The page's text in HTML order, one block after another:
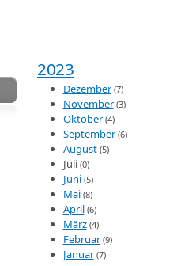
2023
Dezember (7)
November (3)
Oktober (4)
September (6)
August (5)
Juli (0)
Juni (5)
Mai (8)
April (6)
März (4)
Februar (9)
Januar (7)